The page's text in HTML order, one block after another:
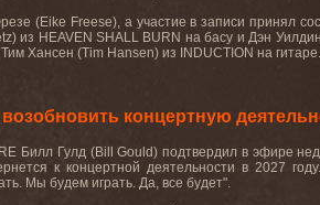
(Eike Freese), а участие в записи принял
из HEAVEN SHALL BURN на басу и Дэн
Хансен (Tim Hansen) из INDUCTION на
концертную
Билл Гулд (Bill Gould) подтвердил в эфире
к концертной деятельности в 2027
Мы будем играть. Да, все будет".